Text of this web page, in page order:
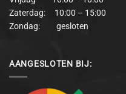
Zaterdag: 10:00 – 15:00
Zondag: gesloten
AANGESLOTEN BIJ: